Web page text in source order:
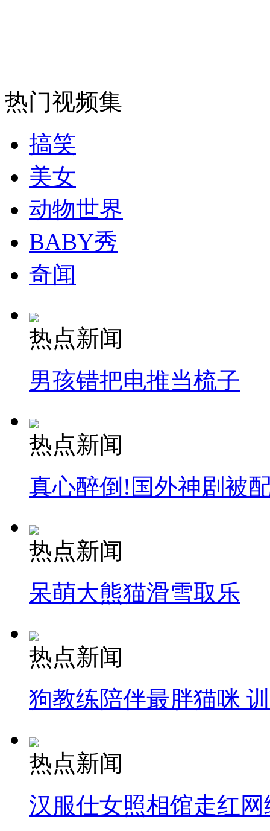
走！跟着总书记去植树
消防员救轻生者
司机酒驾遇交警 急速倒车逃窜
热门视频集
搞笑
美女
动物世界
BABY秀
奇闻
热点新闻
男孩错把电推当梳子
热点新闻
真心醉倒!国外神剧被
热点新闻
呆萌大熊猫滑雪取乐
热点新闻
狗教练陪伴最胖猫咪
热点新闻
汉服仕女照相馆走红网